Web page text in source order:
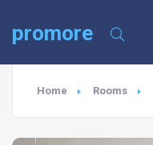
promore
Home Rooms